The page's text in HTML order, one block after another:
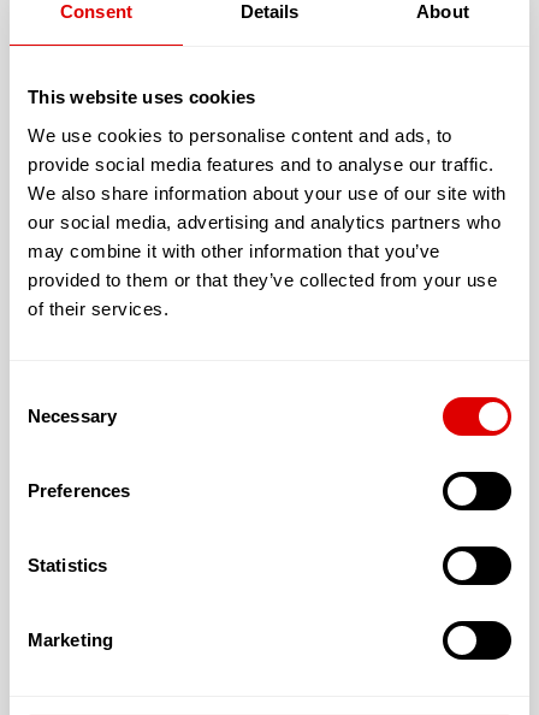
Consent Details About
This website uses cookies
We use cookies to personalise content and ads, to
provide social media features and to analyse our traffic.
We also share information about your use of our site with
our social media, advertising and analytics partners who
may combine it with other information that you’ve
provided to them or that they’ve collected from your use
of their services.
Selection
Necessary
Preferences
Statistics
Marketing
Financièrement, cet E.H.P.A.D. vous fera bénéficier
de :
L’aide sociale
L’A.P.A.
Les tarifs de l’hébergement :
En chambre double : 61.28 €